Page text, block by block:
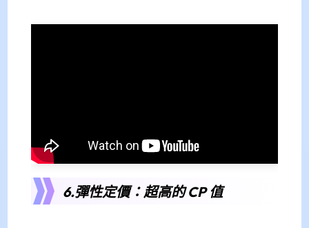
6.彈性定價：超高的 CP 值